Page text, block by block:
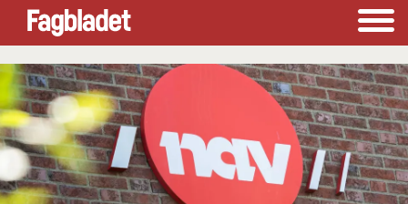
Tag:
revidert
nasjonalbudsjett